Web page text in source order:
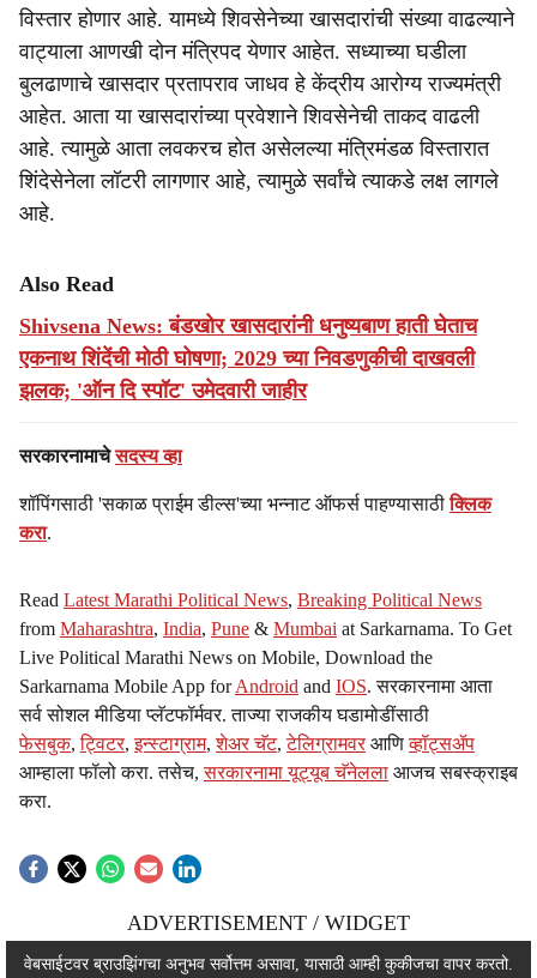
विस्तार होणार आहे. यामध्ये शिवसेनेच्या खासदारांची संख्या वाढल्याने
वाट्याला आणखी दोन मंत्रिपद येणार आहेत. सध्याच्या घडीला
बुलढाणाचे खासदार प्रतापराव जाधव हे केंद्रीय आरोग्य राज्यमंत्री
आहेत. आता या खासदारांच्या प्रवेशाने शिवसेनेची ताकद वाढली
आहे. त्यामुळे आता लवकरच होत असेलल्या मंत्रिमंडळ विस्तारात
शिंदेसेनेला लॉटरी लागणार आहे, त्यामुळे सर्वांचे त्याकडे लक्ष लागले
आहे.
Also Read
Shivsena News: बंडखोर खासदारांनी धनुष्यबाण हाती घेताच
एकनाथ शिंदेंची मोठी घोषणा; 2029 च्या निवडणुकीची दाखवली
झलक; 'ऑन दि स्पॉट' उमेदवारी जाहीर
सरकारनामाचेसदस्य व्हा
शॉपिंगसाठी 'सकाळ प्राईम डील्स'च्या भन्नाट ऑफर्स पाहण्यासाठीक्लिक
करा.
Read Latest Marathi Political News, Breaking Political News
from Maharashtra, India, Pune & Mumbai at Sarkarnama. To Get
Live Political Marathi News on Mobile, Download the
Sarkarnama Mobile App forAndroid and IOS. सरकारनामा आता
सर्व सोशल मीडिया प्लॅटफॉर्मवर. ताज्या राजकीय घडामोडींसाठी
फेसबुक,ट्विटर,इन्स्टाग्राम,शेअर चॅट,टेलिग्रामवर आणिव्हॉट्सॲप
आम्हाला फॉलो करा. तसेच,सरकारनामा यूट्यूब चॅनेलला आजच सबस्क्राइब
करा.
ADVERTISEMENT / WIDGET
ADVERTISEMENT / WIDGET
वेबसाईटवर ब्राउझिंगचा अनुभव सर्वोत्तम असावा, यासाठी आम्ही कुकीजचा वापर करतो.